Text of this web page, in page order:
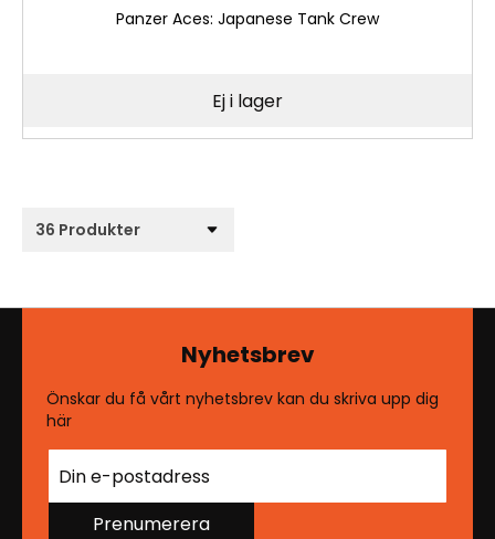
Panzer Aces: Japanese Tank Crew
Ej i lager
Nyhetsbrev
Önskar du få vårt nyhetsbrev kan du skriva upp dig
här
Prenumerera